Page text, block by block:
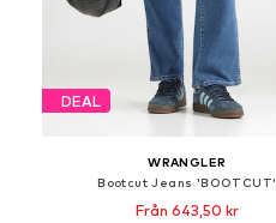
DEAL
WRANGLER
Bootcut Jeans 'BOOTCUT'
Från 643,50 kr